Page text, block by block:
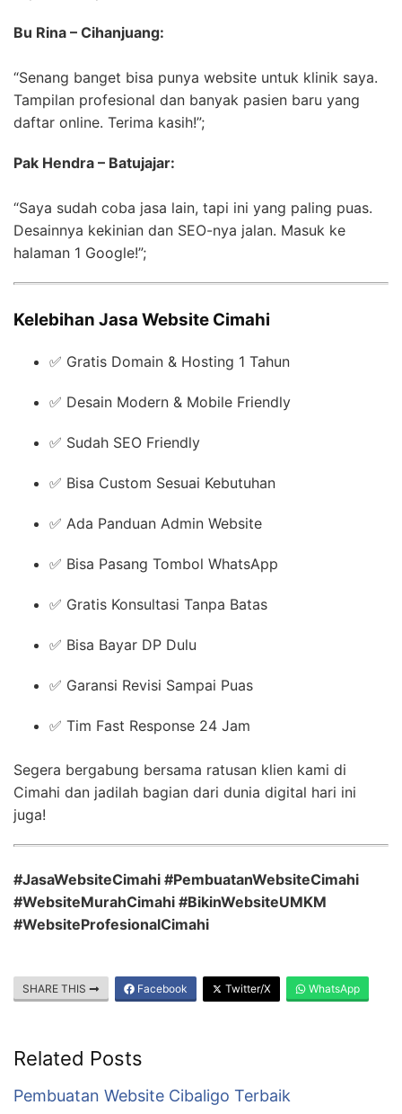
Bu Rina – Cihanjuang:
“Senang banget bisa punya website untuk klinik saya.
Tampilan profesional dan banyak pasien baru yang
daftar online. Terima kasih!”;
Pak Hendra – Batujajar:
“Saya sudah coba jasa lain, tapi ini yang paling puas.
Desainnya kekinian dan SEO-nya jalan. Masuk ke
halaman 1 Google!”;
Kelebihan Jasa Website Cimahi
✅ Gratis Domain & Hosting 1 Tahun
✅ Desain Modern & Mobile Friendly
✅ Sudah SEO Friendly
✅ Bisa Custom Sesuai Kebutuhan
✅ Ada Panduan Admin Website
✅ Bisa Pasang Tombol WhatsApp
✅ Gratis Konsultasi Tanpa Batas
✅ Bisa Bayar DP Dulu
✅ Garansi Revisi Sampai Puas
✅ Tim Fast Response 24 Jam
Segera bergabung bersama ratusan klien kami di
Cimahi dan jadilah bagian dari dunia digital hari ini
juga!
#JasaWebsiteCimahi #PembuatanWebsiteCimahi
#WebsiteMurahCimahi #BikinWebsiteUMKM
#WebsiteProfesionalCimahi
SHARE THIS Facebook Twitter/X WhatsApp
Related Posts
Pembuatan Website Cibaligo Terbaik